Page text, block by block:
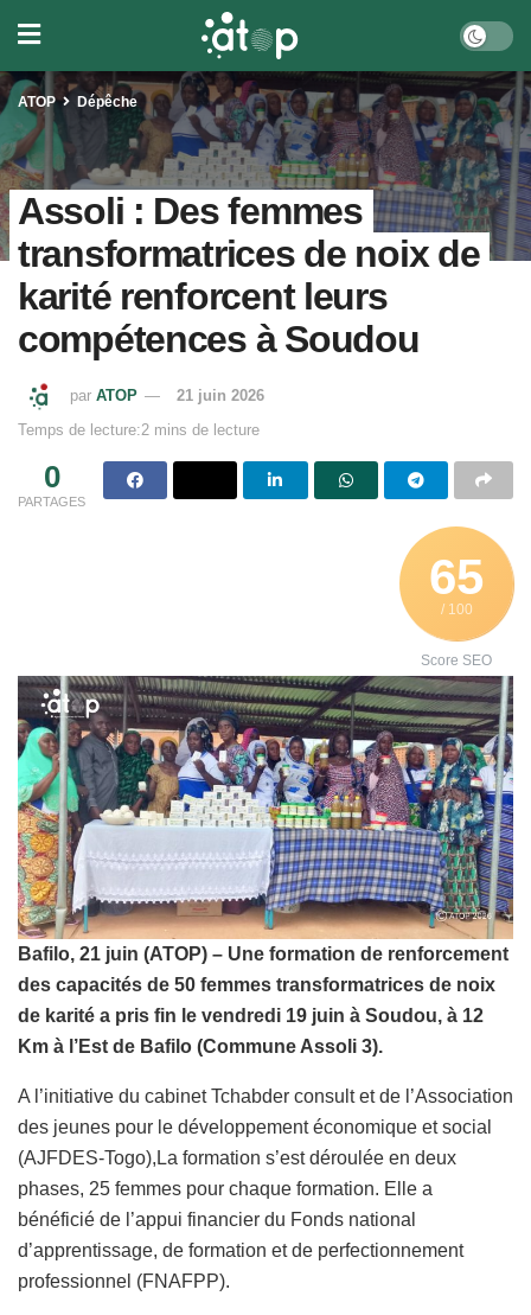
ATOP Dépêche
Assoli : Des femmes
transformatrices de noix de
karité renforcent leurs
compétences à Soudou
par ATOP
21 juin 2026
Temps de lecture:2 mins de lecture
0
PARTAGES
65
/ 100
Score SEO
Bafilo, 21 juin (ATOP) – Une formation de renforcement
des capacités de 50 femmes transformatrices de noix
de karité a pris fin le vendredi 19 juin à Soudou, à 12
Km à l’Est de Bafilo (Commune Assoli 3).
A l’initiative du cabinet Tchabder consult et de l’Association
des jeunes pour le développement économique et social
(AJFDES-Togo),La formation s’est déroulée en deux
phases, 25 femmes pour chaque formation. Elle a
bénéficié de l’appui financier du Fonds national
d’apprentissage, de formation et de perfectionnement
professionnel (FNAFPP).